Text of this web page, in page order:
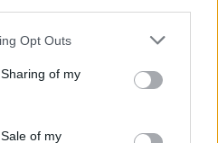
app uses one or more Google
behaviour. You may click to
and its third-party tags to
purposes in below Google
Opt Outs
of my
of my